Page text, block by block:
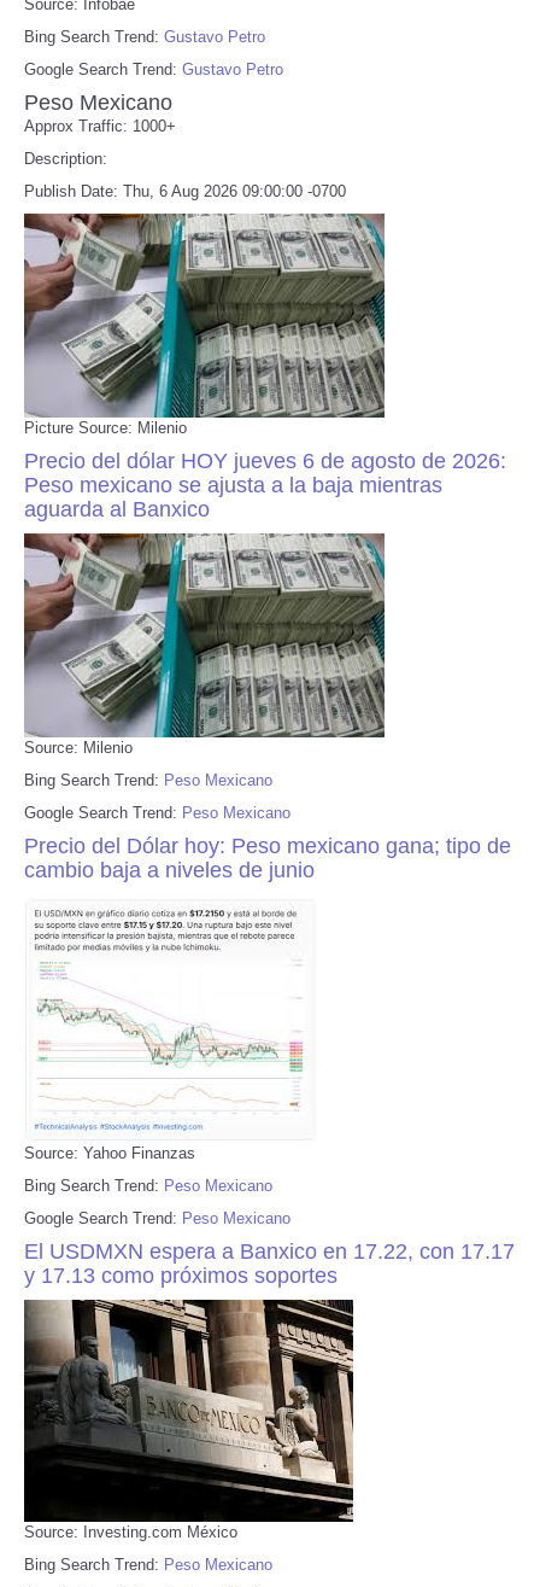
Source: Infobae
Bing Search Trend: Gustavo Petro
Google Search Trend: Gustavo Petro
Peso Mexicano
Approx Traffic: 1000+
Description:
Publish Date: Thu, 6 Aug 2026 09:00:00 -0700
Picture Source: Milenio
Precio del dólar HOY jueves 6 de agosto de 2026:
Peso mexicano se ajusta a la baja mientras
aguarda al Banxico
Source: Milenio
Bing Search Trend: Peso Mexicano
Google Search Trend: Peso Mexicano
Precio del Dólar hoy: Peso mexicano gana; tipo de
cambio baja a niveles de junio
Source: Yahoo Finanzas
Bing Search Trend: Peso Mexicano
Google Search Trend: Peso Mexicano
El USDMXN espera a Banxico en 17.22, con 17.17
y 17.13 como próximos soportes
Source: Investing.com México
Bing Search Trend: Peso Mexicano